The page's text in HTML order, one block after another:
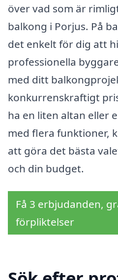
över vad som är
balkong i Porjus. På
det enkelt för dig att
professionella
med ditt
konkurrenskraftigt
ha en liten altan eller
med flera funktioner,
att göra det bästa
och din budget.
Få 3 erbjudanden,
förpliktelser